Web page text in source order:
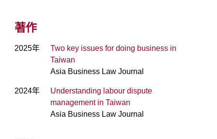
著作
2025年
Two key issues for doing business in
Taiwan
Asia Business Law Journal
2024年
Understanding labour dispute
management in Taiwan
Asia Business Law Journal